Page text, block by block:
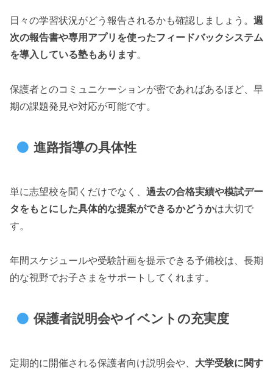
日々の学習状況がどう報告されるかも確認しましょう。 週
次の報告書や専用アプリを使ったフィードバックシステム
を導入している塾もあります。
保護者とのコミュニケーションが密であればあるほど、早
期の課題発見や対応が可能です。
進路指導の具体性
単に志望校を聞くだけでなく、 過去の合格実績や模試デー
タをもとにした具体的な提案ができるかどうかは大切で
す。
年間スケジュールや受験計画を提示できる予備校は、長期
的な視野でお子さまをサポートしてくれます。
保護者説明会やイベントの充実度
定期的に開催される保護者向け説明会や、 大学受験に関す